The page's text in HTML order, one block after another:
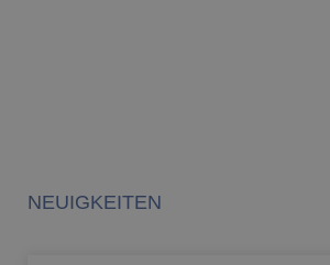
NEUIGKEITEN